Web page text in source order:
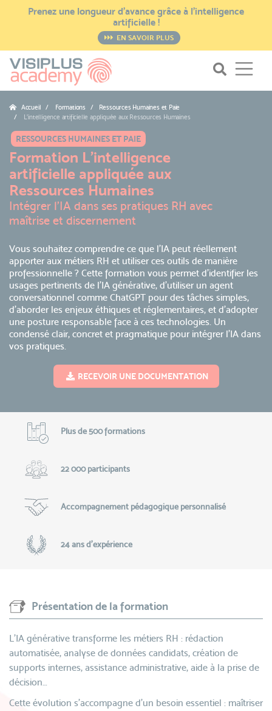
Prenez une longueur d’avance grâce à l’intelligence
artificielle !
EN SAVOIR PLUS
Accueil
Formations / Ressources Humaines et Paie
L'intelligence artificielle appliquée aux Ressources Humaines
RESSOURCES HUMAINES ET PAIE
Formation L'intelligence
artificielle appliquée aux
Ressources Humaines
Intégrer l’IA dans ses pratiques RH avec
maîtrise et discernement
Vous souhaitez comprendre ce que l’IA peut réellement
apporter aux métiers RH et utiliser ces outils de manière
professionnelle ? Cette formation vous permet d’identifier les
usages pertinents de l’IA générative, d’utiliser un agent
conversationnel comme ChatGPT pour des tâches simples,
d’aborder les enjeux éthiques et réglementaires, et d’adopter
une posture responsable face à ces technologies. Un
condensé clair, concret et pragmatique pour intégrer l’IA dans
vos pratiques.
RECEVOIR UNE DOCUMENTATION
Plus de 500 formations
22 000 participants
Accompagnement pédagogique personnalisé
24 ans d'expérience
Présentation de la formation
L’IA générative transforme les métiers RH : rédaction
automatisée, analyse de données candidats, création de
supports internes, assistance administrative, aide à la prise de
décision…
Cette évolution s’accompagne d’un besoin essentiel : maîtriser